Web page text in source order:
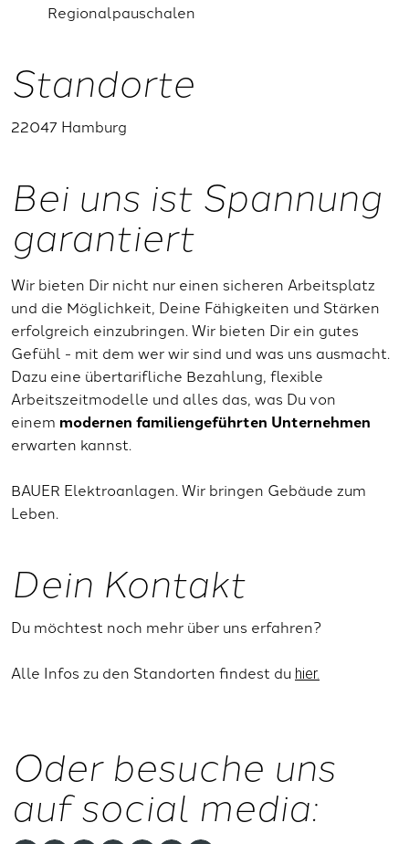
Regionalpauschalen
Standorte
22047 Hamburg
Bei uns ist Spannung
garantiert
Wir bieten Dir nicht nur einen sicheren Arbeitsplatz
und die Möglichkeit, Deine Fähigkeiten und Stärken
erfolgreich einzubringen. Wir bieten Dir ein gutes
Gefühl - mit dem wer wir sind und was uns ausmacht.
Dazu eine übertarifliche Bezahlung, flexible
Arbeitszeitmodelle und alles das, was Du von
einem modernen familiengeführten Unternehmen
erwarten kannst.
BAUER Elektroanlagen. Wir bringen Gebäude zum
Leben.
Dein Kontakt
Du möchtest noch mehr über uns erfahren?
Alle Infos zu den Standorten findest du hier.
Oder besuche uns
auf social media: